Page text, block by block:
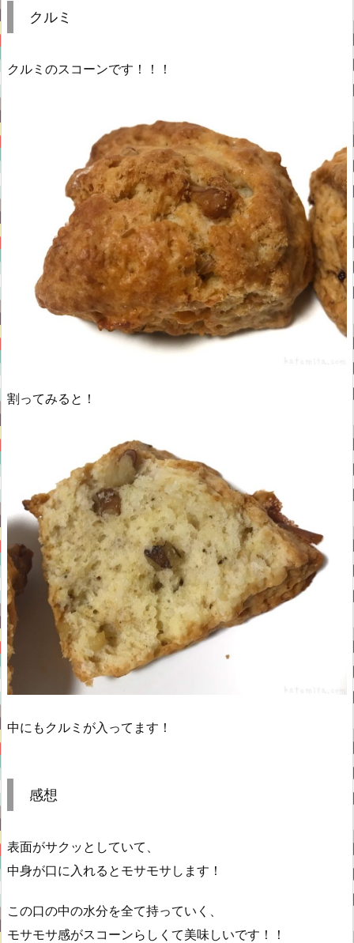
クルミ
クルミのスコーンです！！！
割ってみると！
中にもクルミが入ってます！
感想
表面がサクッとしていて、
中身が口に入れるとモサモサします！
この口の中の水分を全て持っていく、
モサモサ感がスコーンらしくて美味しいです！！